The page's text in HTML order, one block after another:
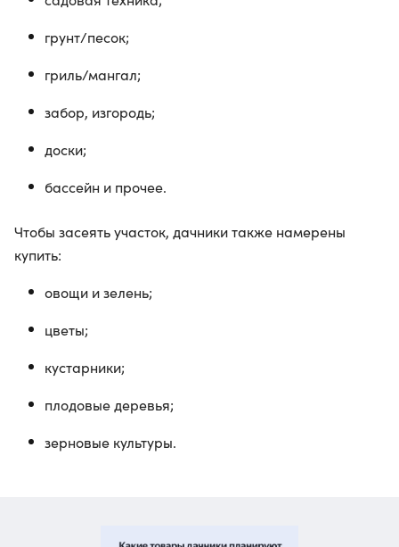
грунт/песок;
гриль/мангал;
забор, изгородь;
доски;
бассейн и прочее.
Чтобы засеять участок, дачники также намерены
купить:
овощи и зелень;
цветы;
кустарники;
плодовые деревья;
зерновые культуры.